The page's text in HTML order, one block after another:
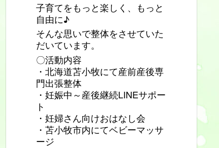
子育てをもっと楽しく、もっと
自由に♪
そんな思いで整体をさせていた
だいています。
〇活動内容
・北海道苫小牧にて産前産後専
門出張整体
・妊娠中～産後継続LINEサポー
ト
・妊婦さん向けおはなし会
・苫小牧市内にてベビーマッサ
ージ